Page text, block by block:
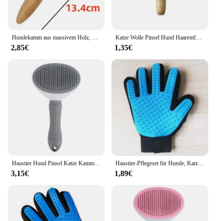
2,85€
Katze Wolle Pinsel Hund Haarentferner Haustier Tier Haar Bürsten Kamm Haar Entfernung Pinsel für Hunde Katzen Pinsel Tragbare Manuelle
1,35€
3,15€
Haustier-Pflegeset für Hunde, Katzen, Kaninchenfell, 2-seitige Pflegebürste, Bade-Reinigungshandschuh, Ent-Shedding, Entpassung von Tierhaaren
1,89€